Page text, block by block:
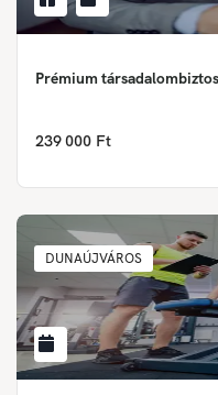
Prémium
239 000 Ft
DUNAÚJVÁROS